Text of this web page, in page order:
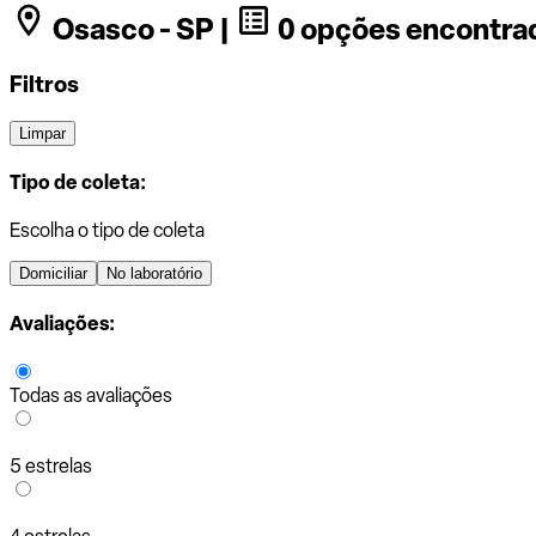
Osasco - SP | 0 opções
Filtros
Limpar
Tipo de coleta:
Escolha o tipo de coleta
Domiciliar No laboratório
Avaliações:
Todas as avaliações
5 estrelas